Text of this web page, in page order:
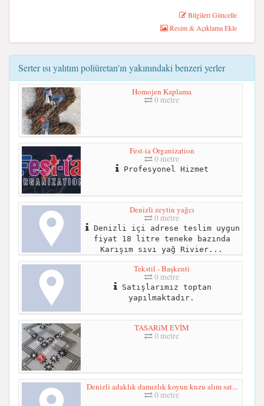
Bilgileri Güncelle
Resim & Açıklama Ekle
Serter ısı yalıtım poliüretan'ın yakınındaki benzeri yerler
Homojen Kaplama
0 metre
Fest-ia Organization
0 metre
Profesyonel Hizmet
Denizli zeytin yağcı
0 metre
Denizli içi adrese teslim uygun
fiyat 18 litre teneke bazında
Karışım sıvı yağ Rivier...
Tekstil - Başkenti
0 metre
Satışlarımız toptan
yapılmaktadır.
TASARîM EVİM
0 metre
Denizli adaklık damızlık koyun kuzu alım sat...
0 metre